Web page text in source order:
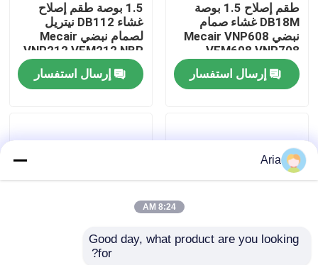
جولة في المصنع
مراقبة الجودة
أخبار
طقم إصلاح 1.5 بوصة
DB18M غشاء صمام
نبضي Mecair VNP608
VEM608 VNP708
VEM708
إرسال استفسار
1.5 بوصة طقم إصلاح
غشاء DB112 نيتريل
لصمام نبضي Mecair
VNP212 VEM212 NBR
VITON VNP312
VEM312إرسال استفسار
Aria
8:24 AM
Good day, what product are you looking
for?